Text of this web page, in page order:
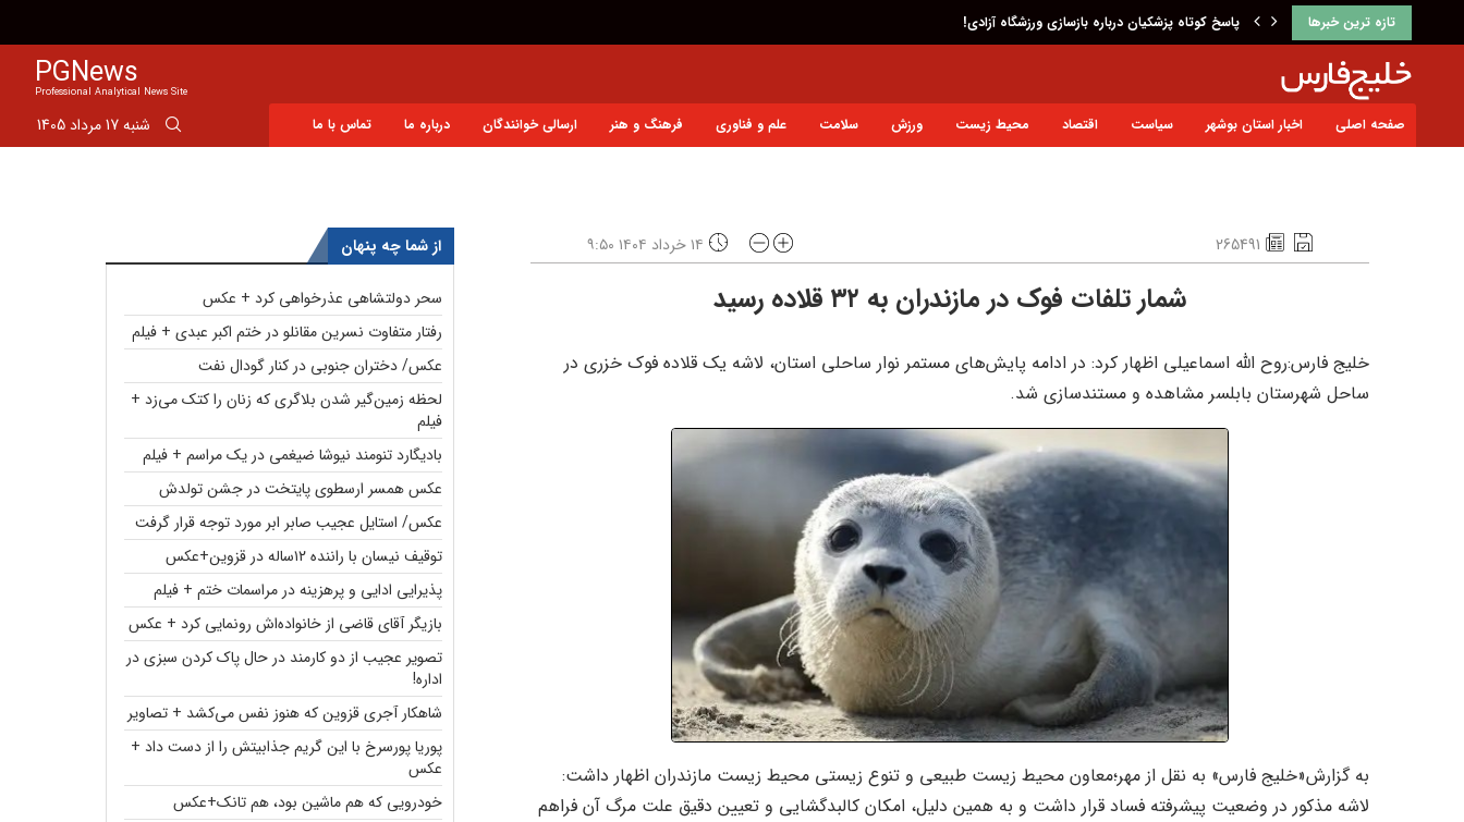
تازه ترین خبرها پاسخ کوتاه پزشکیان درباره بازسازی ورزشگاه آزادی!
PGNews
Professional Analytical News Site
صفحه اصلی اخبار استان بوشهر سیاست اقتصاد محیط زیست ورزش سلامت علم و فناوری فرهنگ و هنر ارسالی خوانندگان درباره ما تماس با ما شنبه 17 مرداد 1405
265491 ۱۴ خرداد ۱۴۰۴ ۹:۵۰
شمار تلفات فوک در مازندران به ۳۲ قلاده رسید
خلیج فارس:روح الله اسماعیلی اظهار کرد: در ادامه پایش‌های مستمر نوار ساحلی استان، لاشه یک قلاده فوک خزری در
ساحل شهرستان بابلسر مشاهده و مستندسازی شد.
به گزارش«خلیج فارس» به نقل از مهر؛معاون محیط زیست طبیعی و تنوع زیستی محیط زیست مازندران اظهار داشت:
لاشه مذکور در وضعیت پیشرفته فساد قرار داشت و به همین دلیل، امکان کالبدگشایی و تعیین دقیق علت مرگ آن فراهم
از شما چه پنهان
سحر دولتشاهی عذرخواهی کرد + عکس
رفتار متفاوت نسرین مقانلو در ختم اکبر عبدی + فیلم
عکس/ دختران جنوبی در کنار گودال نفت
لحظه زمین‌گیر شدن بلاگری که زنان را کتک می‌زد +
فیلم
بادیگارد تنومند نیوشا ضیغمی در یک مراسم + فیلم
عکس همسر ارسطوی پایتخت در جشن تولدش
عکس/ استایل عجیب صابر ابر مورد توجه قرار گرفت
توقیف نیسان با راننده ۱۲ساله در قزوین+عکس
پذیرایی ادایی و پرهزینه در مراسمات ختم + فیلم
بازیگر آقای قاضی از خانواده‌اش رونمایی کرد + عکس
تصویر عجیب از دو کارمند در حال پاک کردن سبزی در
اداره!
شاهکار آجری قزوین که هنوز نفس می‌کشد + تصاویر
پوریا پورسرخ با این گریم جذابیتش را از دست داد +
عکس
خودرویی که هم ماشین بود، هم تانک+عکس